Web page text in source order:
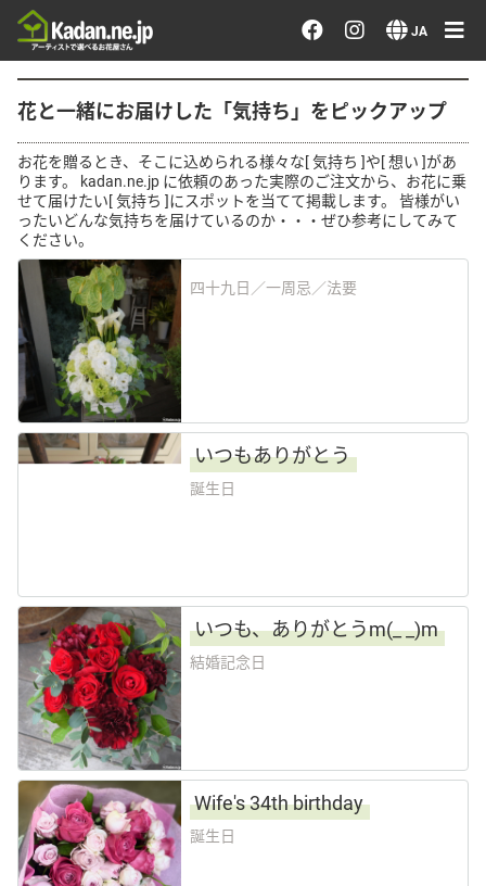
JA
お花を注文する・探す
最近のオーダー作品
アーティストで選ぶ
届けたい気持ちで選ぶ
会員メニュー
ログイン
会員登録
花言葉辞典
注文方法・送料など
初めてのお客様
プライバシーポリシー
花と一緒にお届けした「気持ち」をピックアップ
お花を贈るとき、そこに込められる様々な[ 気持ち ]や[ 想い ]があ
ります。 kadan.ne.jp に依頼のあった実際のご注文から、お花に乗
せて届けたい[ 気持ち ]にスポットを当てて掲載します。 皆様がい
ったいどんな気持ちを届けているのか・・・ぜひ参考にしてみて
ください。
四十九日／一周忌／法要
いつもありがとう
誕生日
いつも、ありがとうm(_ _)m
結婚記念日
Wife's 34th birthday
誕生日